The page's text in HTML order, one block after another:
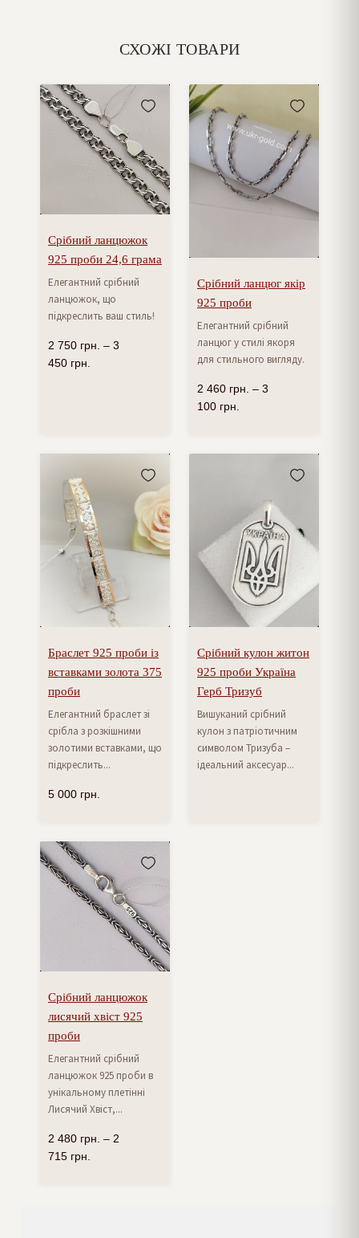
СХОЖІ ТОВАРИ
Срібний ланцюжок
925 проби 24,6 грама
Елегантний срібний
ланцюжок, що
підкреслить ваш стиль!
2 750 грн. – 3
450 грн.
Срібний ланцюг якір
925 проби
Елегантний срібний
ланцюг у стилі якоря
для стильного вигляду.
2 460 грн. – 3
100 грн.
Браслет 925 проби із
вставками золота 375
проби
Елегантний браслет зі
срібла з розкішними
золотими вставками, що
підкреслить...
5 000 грн.
Срібний кулон житон
925 проби Україна
Герб Тризуб
Вишуканий срібний
кулон з патріотичним
символом Тризуба –
ідеальний аксесуар...
Срібний ланцюжок
лисячий хвіст 925
проби
Елегантний срібний
ланцюжок 925 проби в
унікальному плетінні
Лисячий Хвіст,...
2 480 грн. – 2
715 грн.